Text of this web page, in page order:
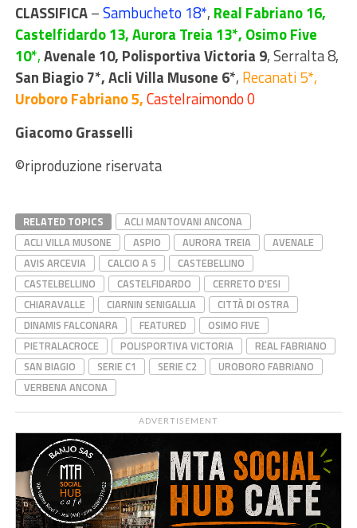
CLASSIFICA–Sambucheto 18*, Real Fabriano 16,
Castelfidardo 13,Aurora Treia 13*, Osimo Five
10*,Avenale 10, Polisportiva Victoria 9, Serralta 8,
San Biagio 7*, Acli Villa Musone 6*, Recanati 5*,
Uroboro Fabriano 5,Castelraimondo 0
Giacomo Grasselli
©riproduzione riservata
RELATED TOPICS
ACLI MANTOVANI ANCONA
ACLI VILLA MUSONE
ASPIO AURORA TREIA
AVENALE
AVIS ARCEVIA
CALCIO A 5
CASTEBELLINO
CASTELBELLINO
CASTELFIDARDO
CERRETO D'ESI
CHIARAVALLE
CIARNIN SENIGALLIA
CITTÀ DI OSTRA
DINAMIS FALCONARA
FEATURED
OSIMO FIVE
PIETRALACROCE
POLISPORTIVA VICTORIA
REAL FABRIANO
SAN BIAGIO
SERIE C1 SERIE C2
UROBORO FABRIANO
VERBENA ANCONA
ADVERTISEMENT